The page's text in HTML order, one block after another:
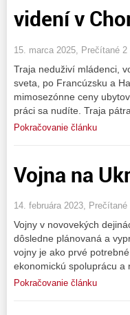
videní v
15. marca 2025, Prečítané 2
Traja neduživí mládenci,
sveta, po Francúzsku a
mimosezónne ceny
práci sa nudíte. Traja
Pokračovanie článku
Vojna na
14. februára 2023, Prečítané
Vojny v novovekých
dôsledne plánovaná a
vojny je ako prvé
ekonomickú spoluprácu
Pokračovanie článku